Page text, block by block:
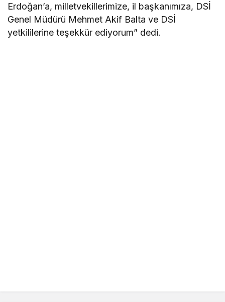
Erdoğan’a, milletvekillerimize, il başkanımıza, DSİ
Genel Müdürü Mehmet Akif Balta ve DSİ
yetkililerine teşekkür ediyorum” dedi.